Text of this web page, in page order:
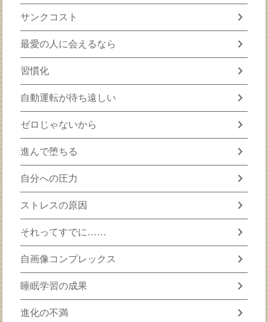
サンクコスト chevron_right
最愛の人に会えるなら chevron_right
習慣化 chevron_right
自動運転が待ち遠しい chevron_right
ゼロじゃないから chevron_right
進んで堕ちる chevron_right
自分への圧力 chevron_right
ストレスの原因 chevron_right
それってすでに…… chevron_right
自画像コンプレックス chevron_right
睡眠学習の成果 chevron_right
進化の不満 chevron_right